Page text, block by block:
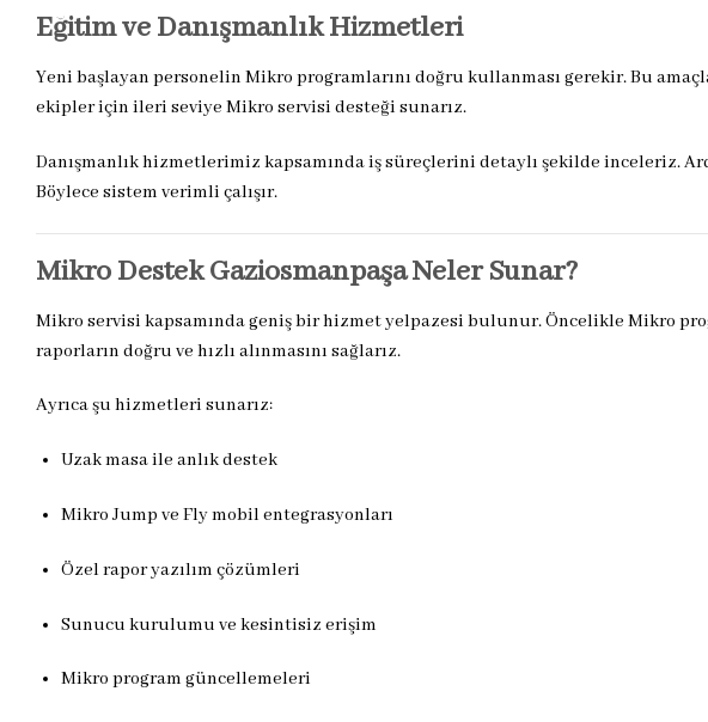
Eğitim ve Danışmanlık Hizmetleri
Yeni başlayan personelin Mikro programlarını doğru kullanması gerekir. Bu
ekipler için ileri seviye Mikro servisi desteği sunarız.
Danışmanlık hizmetlerimiz kapsamında iş süreçlerini detaylı şekilde inceleriz.
Böylece sistem verimli çalışır.
Mikro Destek Gaziosmanpaşa Neler Sunar?
Mikro servisi kapsamında geniş bir hizmet yelpazesi bulunur. Öncelikle Mikro
raporların doğru ve hızlı alınmasını sağlarız.
Ayrıca şu hizmetleri sunarız:
Uzak masa ile anlık destek
Mikro Jump ve Fly mobil entegrasyonları
Özel rapor yazılım çözümleri
Sunucu kurulumu ve kesintisiz erişim
Mikro program güncellemeleri